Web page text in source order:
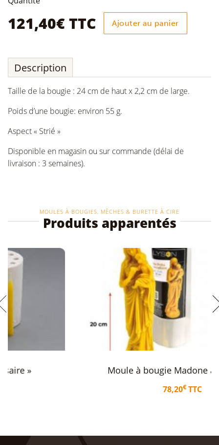
Moule
cierge
4
"Romantique"
121,40€ TTC Ajouter au panier
Description
Taille de la bougie : 24 cm de haut x 2,2 cm de large.
Poids d’une bougie: environ 55 g.
Aspect « Strié »
Disponible en magasin ou sur commande (délai de
livraison : 3 semaines).
MOULES À BOUGIES, MÈCHES & BURETTE À CIRE
Produits apparentés
Moule à bougie Madone avec Enfant